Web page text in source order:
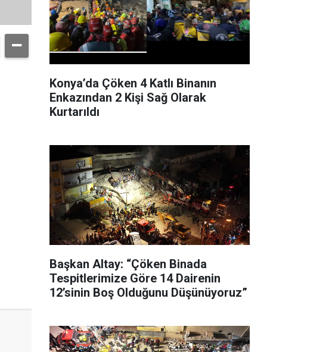
Konya’da Çöken 4 Katlı Binanın
Enkazından 2 Kişi Sağ Olarak
Kurtarıldı
Başkan Altay: “Çöken Binada
Tespitlerimize Göre 14 Dairenin
12’sinin Boş Olduğunu Düşünüyoruz”